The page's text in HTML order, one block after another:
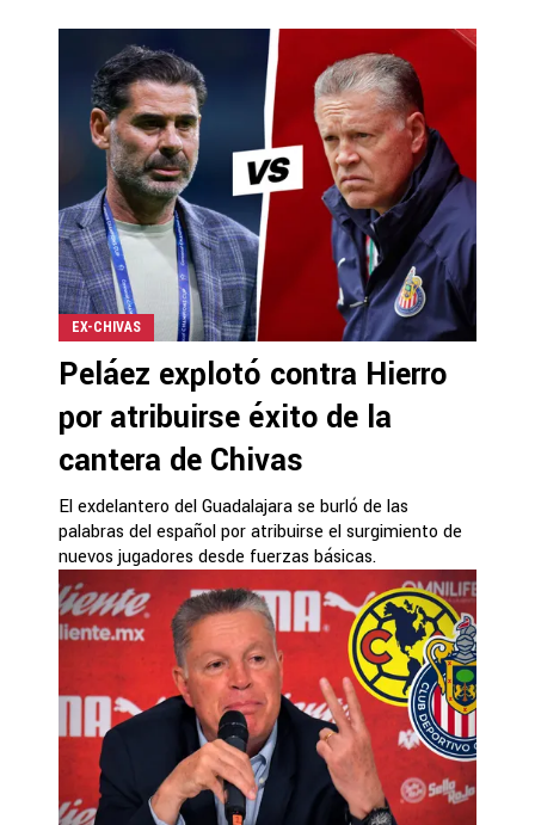
EX-CHIVAS
Peláez explotó contra Hierro
por atribuirse éxito de la
cantera de Chivas
El exdelantero del Guadalajara se burló de las
palabras del español por atribuirse el surgimiento de
nuevos jugadores desde fuerzas básicas.